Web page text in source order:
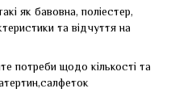
як бавовна, поліестер,
та відчуття на
потреби щодо кількості та